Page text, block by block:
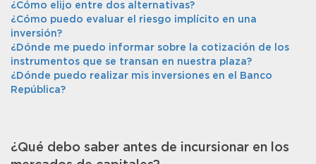
¿Cómo elijo entre dos alternativas?
¿Cómo puedo evaluar el riesgo implícito en una
inversión?
¿Dónde me puedo informar sobre la cotización de los
instrumentos que se transan en nuestra plaza?
¿Dónde puedo realizar mis inversiones en el Banco
República?
¿Qué debo saber antes de incursionar en los